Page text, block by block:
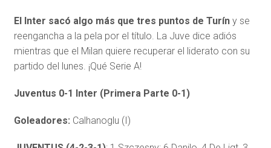
El Inter sacó algo más que tres puntos de Turín y se
reengancha a la pela por el título. La Juve dice adiós
mientras que el Milan quiere recuperar el liderato con su
partido del lunes. ¡Qué Serie A!
Juventus 0-1 Inter (Primera Parte 0-1)
Goleadores: Calhanoglu (I)